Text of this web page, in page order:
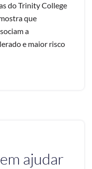
do Trinity College
que
a
e maior risco
ajudar